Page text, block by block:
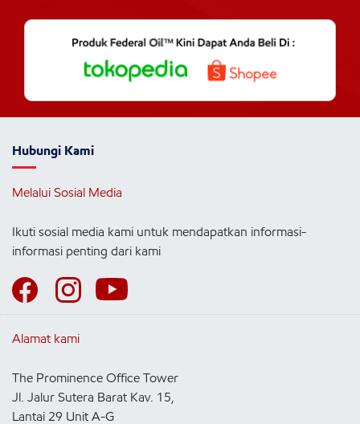
Hubungi Kami
Melalui Sosial Media
Ikuti sosial media kami untuk mendapatkan informasi-
informasi penting dari kami
Alamat kami
The Prominence Office Tower
Jl. Jalur Sutera Barat Kav. 15,
Lantai 29 Unit A-G